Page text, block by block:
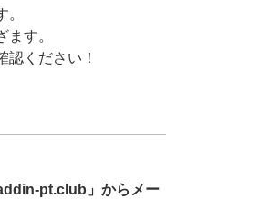
す。
認ください！
pt.club」からメー